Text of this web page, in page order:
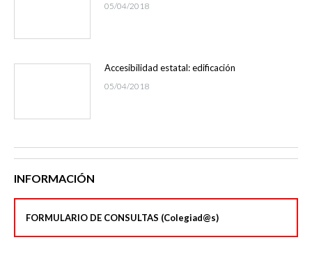
05/04/2018
Accesibilidad estatal: edificación
05/04/2018
INFORMACIÓN
FORMULARIO DE CONSULTAS (Colegiad@s)